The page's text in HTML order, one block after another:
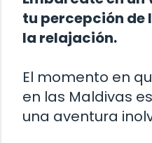
tu percepción de
la relajación.
El momento en
en las Maldivas
una aventura